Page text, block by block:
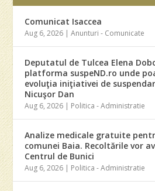
Comunicat Isaccea
Aug 6, 2026 |Anunturi - Comunicate
Deputatul de Tulcea Elena
platforma suspeND.ro unde
evoluţia iniţiativei de
Nicuşor Dan
Aug 6, 2026 | Politica - Administratie
Analize medicale gratuite
comunei Baia. Recoltările vor
Centrul de Bunici
Aug 6, 2026 | Politica - Administratie